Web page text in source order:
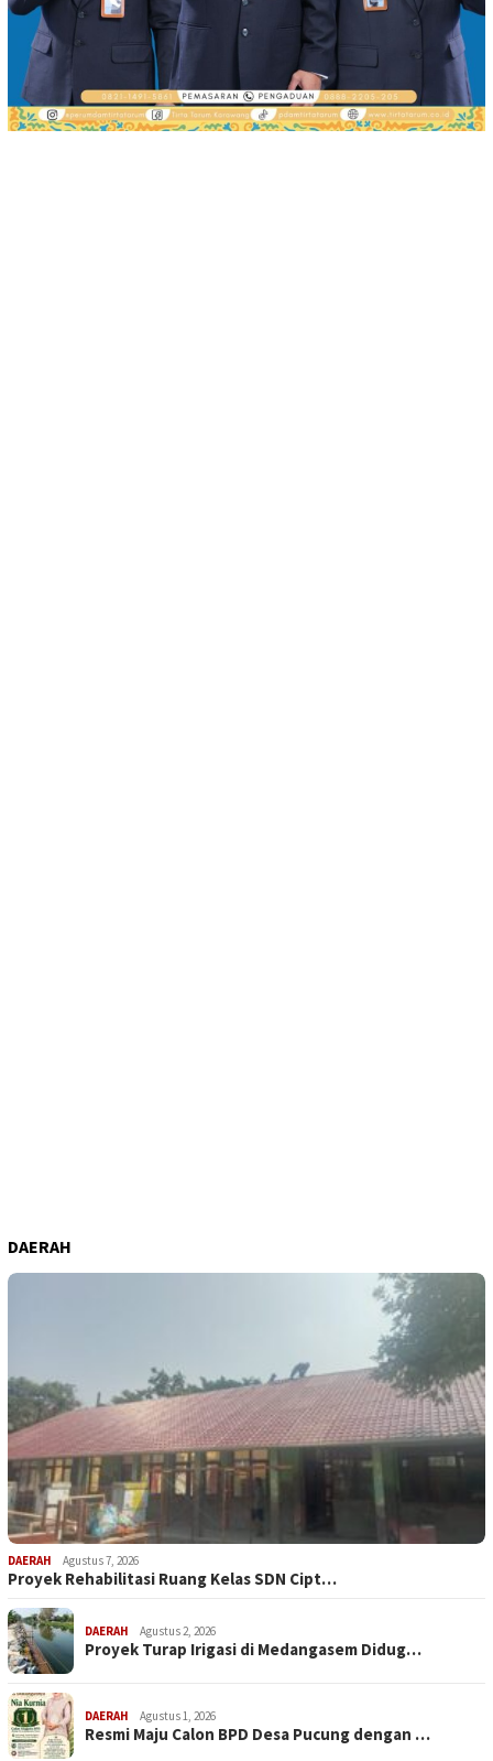
DAERAH
DAERAH Agustus 7, 2026
Proyek Rehabilitasi Ruang Kelas SDN Cipt…
DAERAH Agustus 2, 2026
Proyek Turap Irigasi di Medangasem Didug…
DAERAH Agustus 1, 2026
Resmi Maju Calon BPD Desa Pucung dengan …